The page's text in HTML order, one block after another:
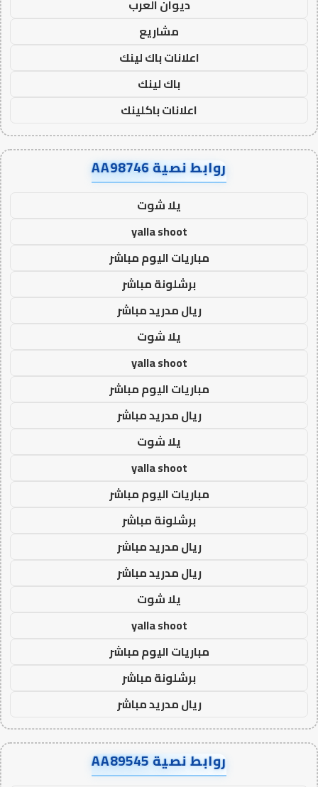
ديوان العرب
مشاريع
اعلانات باك لينك
باك لينك
اعلانات باكلينك
روابط نصية AA98746
يلا شوت
yalla shoot
مباريات اليوم مباشر
برشلونة مباشر
ريال مدريد مباشر
يلا شوت
yalla shoot
مباريات اليوم مباشر
ريال مدريد مباشر
يلا شوت
yalla shoot
مباريات اليوم مباشر
برشلونة مباشر
ريال مدريد مباشر
ريال مدريد مباشر
يلا شوت
yalla shoot
مباريات اليوم مباشر
برشلونة مباشر
ريال مدريد مباشر
روابط نصية AA89545